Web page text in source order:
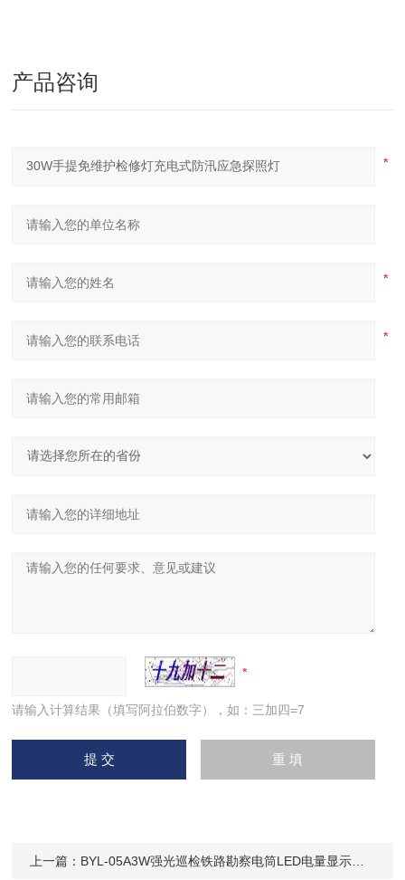
产品咨询
请输入计算结果（填写阿拉伯数字），如：三加四=7
上一篇： BYL-05A3W强光巡检铁路勘察电筒LED电量显示搜索